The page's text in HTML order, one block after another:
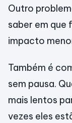
Outro
saber em que
impacto
Também é
sem pausa.
mais lentos
vezes eles